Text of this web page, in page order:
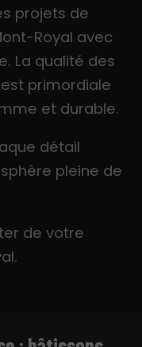
projets de
Royal avec
La qualité des
primordiale
et durable.
détail
pleine de
de votre